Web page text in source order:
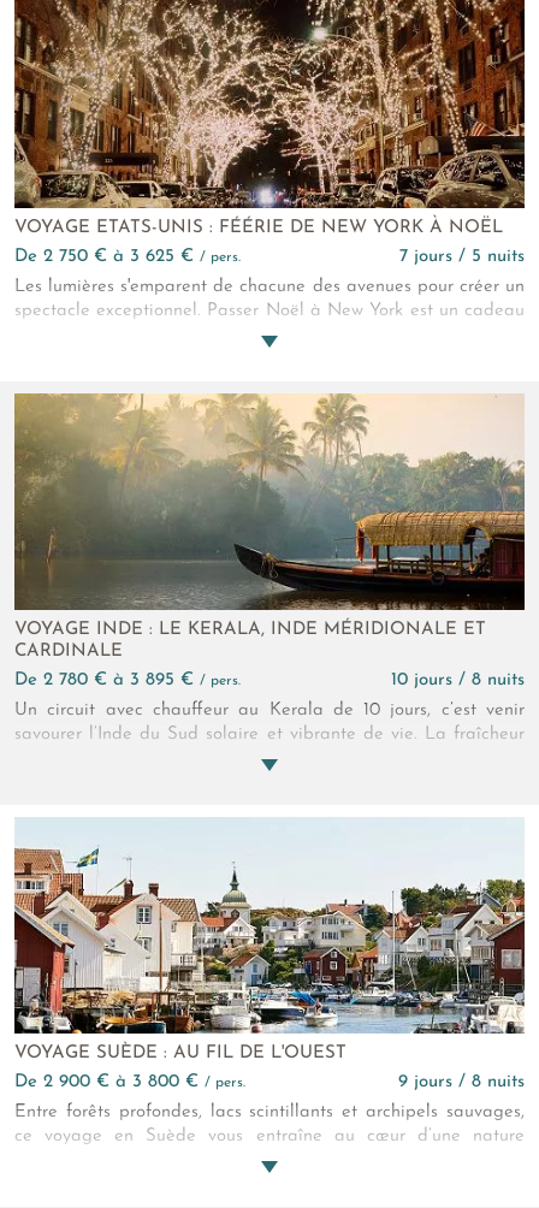
VOYAGE ETATS-UNIS : FÉÉRIE DE NEW YORK À NOËL
de 2 750 € à 3 625 € / pers.
7 jours / 5 nuits
Les lumières s'emparent de chacune des avenues pour créer un
spectacle exceptionnel. Passer Noël à New York est un cadeau
qui ne demande qu’à être découvert. Un hôtel somptueux au
complicité d’un lutin qui connaît la ville comme sa poche…
VOYAGE INDE : LE KERALA, INDE MÉRIDIONALE ET
CARDINALE
de 2 780 € à 3 895 € / pers.
10 jours / 8 nuits
Un circuit avec chauffeur au Kerala de 10 jours, c’est venir
savourer l’Inde du Sud solaire et vibrante de vie. La fraîcheur
de l’océan, la saveur des épices, l’ombre bienfaisante des
VOYAGE SUÈDE : AU FIL DE L'OUEST
de 2 900 € à 3 800 € / pers.
9 jours / 8 nuits
Entre forêts profondes, lacs scintillants et archipels sauvages,
ce voyage en Suède vous entraîne au cœur d’une nature
préservée. Un itinéraire entre terres nordiques et villages